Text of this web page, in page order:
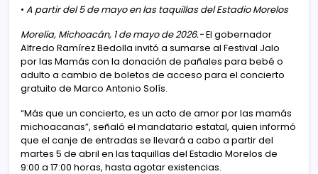
• A partir del 5 de mayo en las taquillas del Estadio Morelos
Morelia, Michoacán, 1 de mayo de 2026.-El gobernador
Alfredo Ramírez Bedolla invitó a sumarse al Festival Jalo
por las Mamás con la donación de pañales para bebé o
adulto a cambio de boletos de acceso para el concierto
gratuito de Marco Antonio Solís.
“Más que un concierto, es un acto de amor por las mamás
michoacanas”, señaló el mandatario estatal, quien informó
que el canje de entradas se llevará a cabo a partir del
martes 5 de abril en las taquillas del Estadio Morelos de
9:00 a 17:00 horas, hasta agotar existencias.